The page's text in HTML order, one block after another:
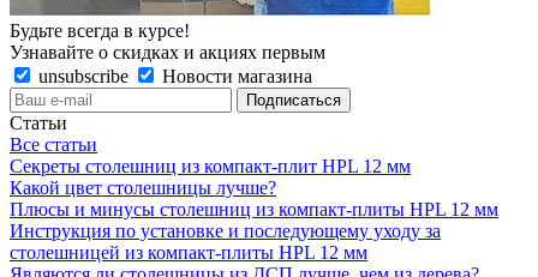
Будьте всегда в курсе!
Узнавайте о скидках и акциях первым
unsubscribe
Новости магазина
Статьи
Все статьи
Секреты столешниц из компакт-плит HPL 12 мм
Какой цвет столешницы лучше?
Плюсы и минусы столешниц из компакт-плиты HPL 12 мм
Инструкция по установке и последующему уходу за
столешницей из компакт-плиты HPL 12 мм